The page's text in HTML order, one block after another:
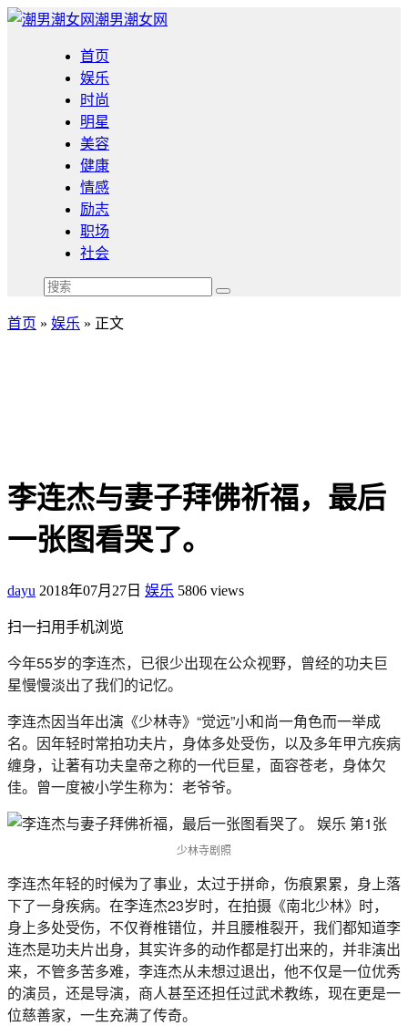
潮男潮女网
首页
娱乐
时尚
明星
美容
健康
情感
励志
职场
社会
首页 » 娱乐 » 正文
李连杰与妻子拜佛祈福，最后
一张图看哭了。
dayu 2018年07月27日 娱乐 5806 views
扫一扫用手机浏览
今年55岁的李连杰，已很少出现在公众视野，曾经的功夫巨
星慢慢淡出了我们的记忆。
李连杰因当年出演《少林寺》“觉远”小和尚一角色而一举成
名。因年轻时常拍功夫片，身体多处受伤，以及多年甲亢疾病
缠身，让著有功夫皇帝之称的一代巨星，面容苍老，身体欠
佳。曾一度被小学生称为：老爷爷。
少林寺剧照
李连杰年轻的时候为了事业，太过于拼命，伤痕累累，身上落
下了一身疾病。在李连杰23岁时，在拍摄《南北少林》时，
身上多处受伤，不仅脊椎错位，并且腰椎裂开，我们都知道李
连杰是功夫片出身，其实许多的动作都是打出来的，并非演出
来，不管多苦多难，李连杰从未想过退出，他不仅是一位优秀
的演员，还是导演，商人甚至还担任过武术教练，现在更是一
位慈善家，一生充满了传奇。